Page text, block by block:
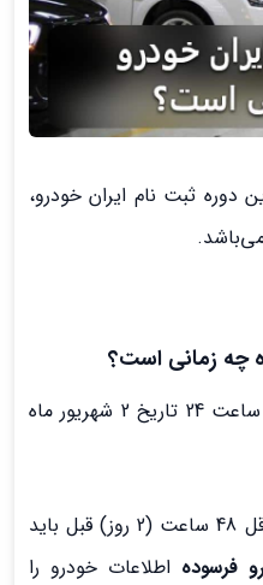
دوره ثبت نام ایران خودرو،
چه زمانی است؟
مهلت ثبت نام طرح فرسوده تا ساعت 24 تاریخ 2 شهریور ماه
البته توجه داشته باشید که حداقل 48 ساعت (2 روز) قبل باید
فرسوده اطلاعات خودرو را